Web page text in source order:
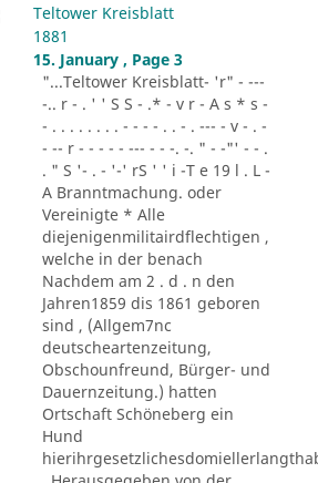
Teltower Kreisblatt
1881
15. January , Page 3
"...Teltower Kreisblatt- 'r" - ---
-.. r - . ' ' S S - .* - v r - A s * s -
- . . . . . . . . - - - - . . - . --- - v - . -
- -- r - - - - - --- - - -. -. " - -"' - - .
. " S '- . - '-' rS ' ' i -T e 19 l . L -
A Branntmachung. oder
Vereinigte * Alle
diejenigenmilitairdflechtigen ,
welche in der benach
Nachdem am 2 . d . n den
Jahren1859 dis 1861 geboren
sind , (Allgem7nc
deutscheartenzeitung,
Obschounfreund, Bürger- und
Dauernzeitung.) hatten
Ortschaft Schöneberg ein
Hund